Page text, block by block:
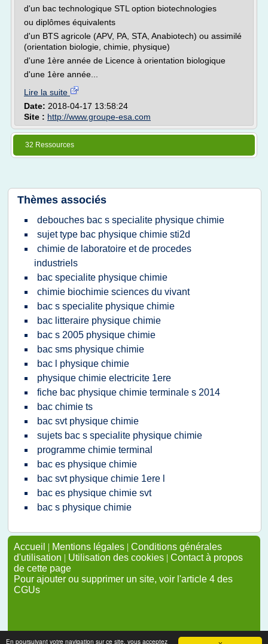
En poursuivant votre navigation sur ce site, vous acceptez
d'un bac technologique STL option biotechnologies
ou diplômes équivalents
d'un BTS agricole (APV, PA, STA, Anabiotech) ou assimilé
(orientation biologie, chimie, physique)
d'une 1ère année de Licence à orientation biologique
d'une 1ère année...
Lire la suite
Date: 2018-04-17 13:58:24
Site : http://www.groupe-esa.com
32 Ressources
Thèmes associés
debouches bac s specialite physique chimie
sujet type bac physique chimie sti2d
chimie de laboratoire et de procedes
industriels
bac specialite physique chimie
chimie biochimie sciences du vivant
bac s specialite physique chimie
bac litteraire physique chimie
bac s 2005 physique chimie
bac sms physique chimie
bac l physique chimie
physique chimie electricite 1ere
fiche bac physique chimie terminale s 2014
bac chimie ts
bac svt physique chimie
sujets bac s specialite physique chimie
programme chimie terminal
bac es physique chimie
bac svt physique chimie 1ere l
bac es physique chimie svt
bac s physique chimie
Accueil | Mentions légales | Conditions générales
d'utilisation | Utilisation des cookies | Contact à propos
de cette page
Pour ajouter ou supprimer un site, voir l'article 4 des
CGUs